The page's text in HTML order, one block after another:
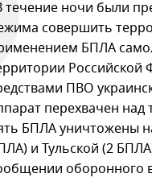
течение ночи были
совершить
БПЛА
ПВО
перехвачен над
БПЛА уничтожены
и Тульской (2
оборонного